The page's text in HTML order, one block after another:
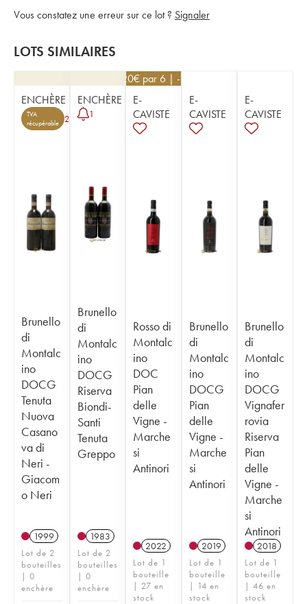
Vous constatez une erreur sur ce lot ? Signaler
LOTS SIMILAIRES
ENCHÈRE
TVA
récupérable
2
Brunello
di
Montalc
ino
DOCG
Tenuta
Nuova
Casano
va di
Neri -
Giacom
o Neri
1999
Lot de 2
bouteilles
| 0
enchère
ENCHÈRE
1
Brunello
di
Montalc
ino
DOCG
Riserva
Biondi-
Santi
Tenuta
Greppo
1983
Lot de 2
bouteilles
| 0
enchère
25,20€ par 6 | -10%
E-
CAVISTE
Rosso di
Montalc
ino
DOC
Pian
delle
Vigne -
Marche
si
Antinori
2022
Lot de 1
bouteille
| 27 en
stock
E-
CAVISTE
Brunello
di
Montalc
ino
DOCG
Pian
delle
Vigne -
Marche
si
Antinori
2019
Lot de 1
bouteille
| 14 en
stock
E-
CAVISTE
Brunello
di
Montalc
ino
DOCG
Vignafer
rovia
Riserva
Pian
delle
Vigne -
Marche
si
Antinori
2018
Lot de 1
bouteille
| 46 en
stock